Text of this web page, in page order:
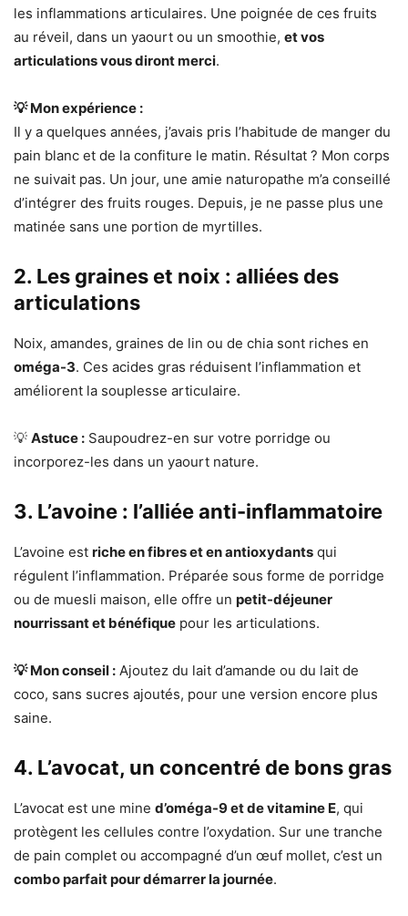
les inflammations articulaires. Une poignée de ces fruits
au réveil, dans un yaourt ou un smoothie, et vos
articulations vous diront merci.
💡 Mon expérience :
Il y a quelques années, j’avais pris l’habitude de manger du
pain blanc et de la confiture le matin. Résultat ? Mon corps
ne suivait pas. Un jour, une amie naturopathe m’a conseillé
d’intégrer des fruits rouges. Depuis, je ne passe plus une
matinée sans une portion de myrtilles.
2. Les graines et noix : alliées des
articulations
Noix, amandes, graines de lin ou de chia sont riches en
oméga-3. Ces acides gras réduisent l’inflammation et
améliorent la souplesse articulaire.
💡 Astuce : Saupoudrez-en sur votre porridge ou
incorporez-les dans un yaourt nature.
3. L’avoine : l’alliée anti-inflammatoire
L’avoine est riche en fibres et en antioxydants qui
régulent l’inflammation. Préparée sous forme de porridge
ou de muesli maison, elle offre un petit-déjeuner
nourrissant et bénéfique pour les articulations.
💡 Mon conseil : Ajoutez du lait d’amande ou du lait de
coco, sans sucres ajoutés, pour une version encore plus
saine.
4. L’avocat, un concentré de bons gras
L’avocat est une mine d’oméga-9 et de vitamine E, qui
protègent les cellules contre l’oxydation. Sur une tranche
de pain complet ou accompagné d’un œuf mollet, c’est un
combo parfait pour démarrer la journée.